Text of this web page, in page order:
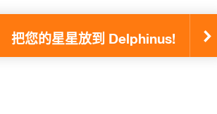
把您的星星放到 Delphinus!